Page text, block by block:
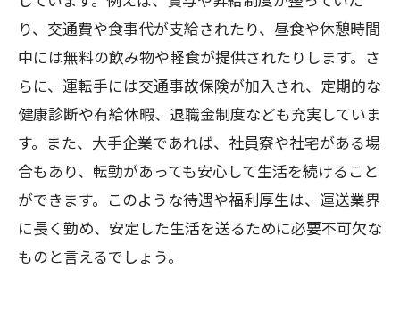
り、交通費や食事代が支給されたり、昼食や休憩時間
中には無料の飲み物や軽食が提供されたりします。さ
らに、運転手には交通事故保険が加入され、定期的な
健康診断や有給休暇、退職金制度なども充実していま
す。また、大手企業であれば、社員寮や社宅がある場
合もあり、転勤があっても安心して生活を続けること
ができます。このような待遇や福利厚生は、運送業界
に長く勤め、安定した生活を送るために必要不可欠な
ものと言えるでしょう。